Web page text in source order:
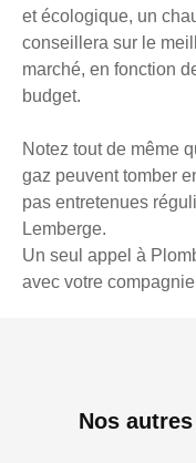
et écologique, un
conseillera sur le
marché, en fonction
budget.
Notez tout de même
gaz peuvent tomber
pas entretenues
Lemberge.
Un seul appel à
avec votre
Nos